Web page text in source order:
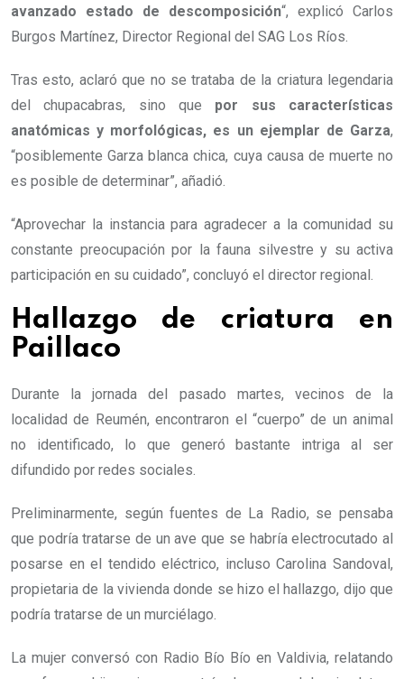
avanzado estado de descomposición“, explicó Carlos
Burgos Martínez, Director Regional del SAG Los Ríos.
Tras esto, aclaró que no se trataba de la criatura legendaria
del chupacabras, sino que por sus características
anatómicas y morfológicas, es un ejemplar de Garza,
“posiblemente Garza blanca chica, cuya causa de muerte no
es posible de determinar”, añadió.
“Aprovechar la instancia para agradecer a la comunidad su
constante preocupación por la fauna silvestre y su activa
participación en su cuidado”, concluyó el director regional.
Hallazgo de criatura en
Paillaco
Durante la jornada del pasado martes, vecinos de la
localidad de Reumén, encontraron el “cuerpo” de un animal
no identificado, lo que generó bastante intriga al ser
difundido por redes sociales.
Preliminarmente, según fuentes de La Radio, se pensaba
que podría tratarse de un ave que se habría electrocutado al
posarse en el tendido eléctrico, incluso Carolina Sandoval,
propietaria de la vivienda donde se hizo el hallazgo, dijo que
podría tratarse de un murciélago.
La mujer conversó con Radio Bío Bío en Valdivia, relatando